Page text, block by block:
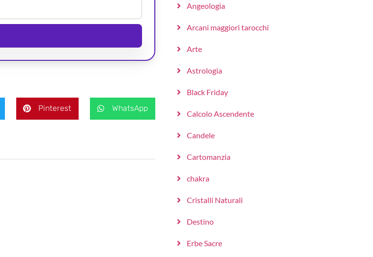
Pinterest WhatsApp
Angeologia
Arcani maggiori tarocchi
Arte
Astrologia
Black Friday
Calcolo Ascendente
Candele
Cartomanzia
chakra
Cristalli Naturali
Destino
Erbe Sacre